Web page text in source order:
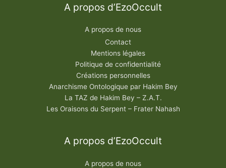
A propos d’EzoOccult
A propos de nous
Contact
Mentions légales
Politique de confidentialité
Créations personnelles
Anarchisme Ontologique par Hakim Bey
La TAZ de Hakim Bey – Z.A.T.
Les Oraisons du Serpent – Frater Nahash
A propos d’EzoOccult
A propos de nous